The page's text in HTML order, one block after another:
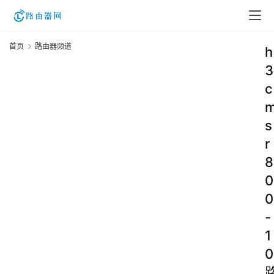
首页 路由器频道
h
3
c
s
r
8
0
0
-
1
0